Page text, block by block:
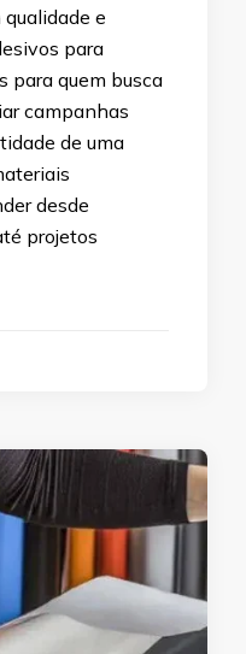
e
para
para quem busca
campanhas
de uma
desde
projetos